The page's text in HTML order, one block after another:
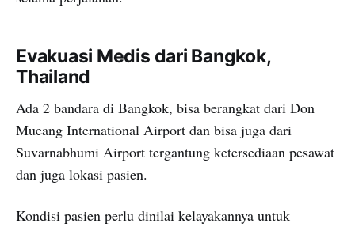
Evakuasi Medis dari Bangkok,
Thailand
Ada 2 bandara di Bangkok, bisa berangkat dari Don
Mueang International Airport dan bisa juga dari
Suvarnabhumi Airport tergantung ketersediaan pesawat
dan juga lokasi pasien.
Kondisi pasien perlu dinilai kelayakannya untuk